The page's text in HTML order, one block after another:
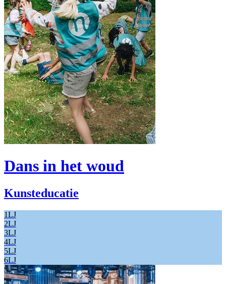
Dans in het woud
Kunsteducatie
1LJ
2LJ
3LJ
4LJ
5LJ
6LJ